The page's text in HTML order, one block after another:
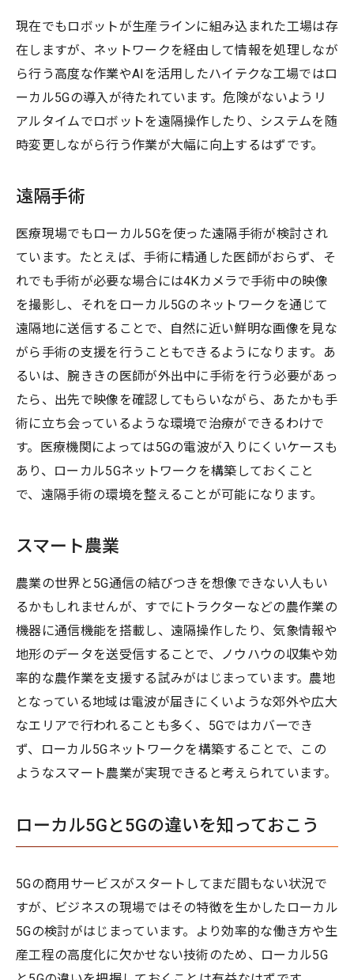
現在でもロボットが生産ラインに組み込まれた工場は存
在しますが、ネットワークを経由して情報を処理しなが
ら行う高度な作業やAIを活用したハイテクな工場ではロ
ーカル5Gの導入が待たれています。危険がないようリ
アルタイムでロボットを遠隔操作したり、システムを随
時変更しながら行う作業が大幅に向上するはずです。
遠隔手術
医療現場でもローカル5Gを使った遠隔手術が検討され
ています。たとえば、手術に精通した医師がおらず、そ
れでも手術が必要な場合には4Kカメラで手術中の映像
を撮影し、それをローカル5Gのネットワークを通じて
遠隔地に送信することで、自然に近い鮮明な画像を見な
がら手術の支援を行うこともできるようになります。あ
るいは、腕ききの医師が外出中に手術を行う必要があっ
たら、出先で映像を確認してもらいながら、あたかも手
術に立ち会っているような環境で治療ができるわけで
す。医療機関によっては5Gの電波が入りにくいケースも
あり、ローカル5Gネットワークを構築しておくこと
で、遠隔手術の環境を整えることが可能になります。
スマート農業
農業の世界と5G通信の結びつきを想像できない人もい
るかもしれませんが、すでにトラクターなどの農作業の
機器に通信機能を搭載し、遠隔操作したり、気象情報や
地形のデータを送受信することで、ノウハウの収集や効
率的な農作業を支援する試みがはじまっています。農地
となっている地域は電波が届きにくいような郊外や広大
なエリアで行われることも多く、5Gではカバーでき
ず、ローカル5Gネットワークを構築することで、この
ようなスマート農業が実現できると考えられています。
ローカル5Gと5Gの違いを知っておこう
5Gの商用サービスがスタートしてまだ間もない状況で
すが、ビジネスの現場ではその特徴を生かしたローカル
5Gの検討がはじまっています。より効率的な働き方や生
産工程の高度化に欠かせない技術のため、ローカル5G